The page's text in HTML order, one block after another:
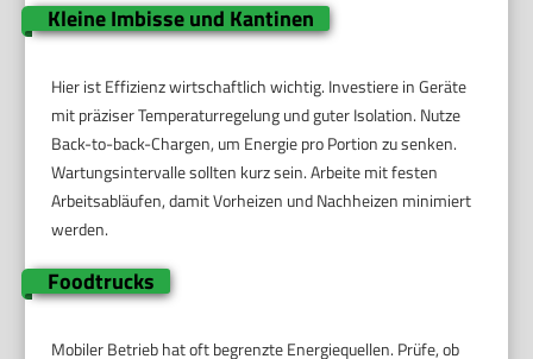
Kleine Imbisse und Kantinen
Hier ist Effizienz wirtschaftlich wichtig. Investiere in Geräte
mit präziser Temperaturregelung und guter Isolation. Nutze
Back-to-back-Chargen, um Energie pro Portion zu senken.
Wartungsintervalle sollten kurz sein. Arbeite mit festen
Arbeitsabläufen, damit Vorheizen und Nachheizen minimiert
werden.
Foodtrucks
Mobiler Betrieb hat oft begrenzte Energiequellen. Prüfe, ob